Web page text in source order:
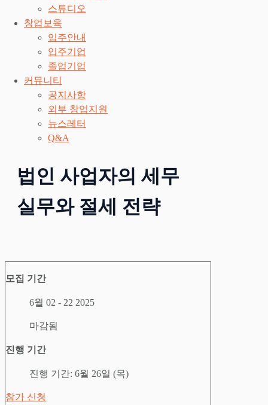
스튜디오
창업보육
입주안내
입주기업
졸업기업
커뮤니티
공지사항
외부 창업지원
뉴스레터
Q&A
법인 사업자의 세무
실무와 절세 전략
모집 기간
6월 02 - 22 2025
마감됨
진행 기간
진행 기간:6월 26일 (목)
참가 신청